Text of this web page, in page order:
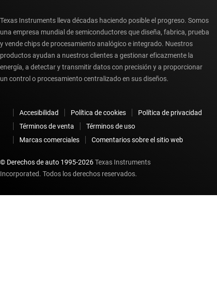
Texas Instruments lleva décadas haciendo posible el progreso. Somos
una empresa mundial de semiconductores que diseña, fabrica, prueba
y vende chips de procesamiento analógico e integrado. Nuestros
productos ayudan a nuestros clientes a gestionar eficazmente la
energía, a detectar y transmitir datos con precisión y a proporcionar
un control o procesamiento centralizado en sus diseños.
Accesibilidad Política de cookies
Política de privacidad
Términos de venta
Términos de uso
Marcas comerciales
Comentarios sobre el sitio web
© Derechos de auto 1995-2026Texas Instruments
Incorporated. Todos los derechos reservados.